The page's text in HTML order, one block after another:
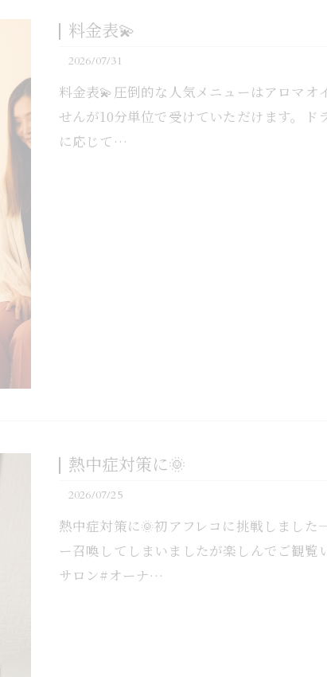
料金表💫
2026/07/31
料金表💫⁡圧倒的な人気メニューはアロマ
せんが10分単位で受けていただけます。⁡
に応じて…
熱中症対策に🌞
2026/07/25
熱中症対策に🌞⁡初アフレコに挑戦しました
ー召喚してしまいましたが楽しんでご観
サロン#オーナ…